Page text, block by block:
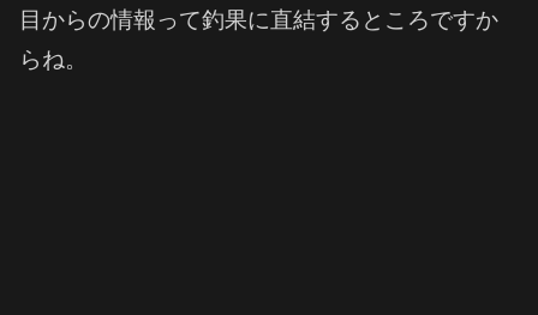
目からの情報って釣果に直結するところですか
らね。